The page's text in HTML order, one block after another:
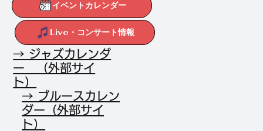
イベントカレンダー
Live・コンサート情報
→ ジャズカレンダ
ー （外部サイ
ト）
→ ブルースカレン
ダー（外部サイ
ト）